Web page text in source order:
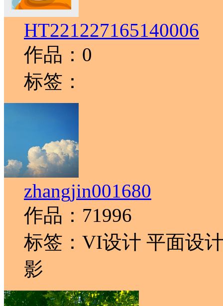
HT221227165140006
作品：0
标签：
zhangjin001680
作品：71996
标签：VI设计 平面设
影